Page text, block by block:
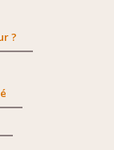
?